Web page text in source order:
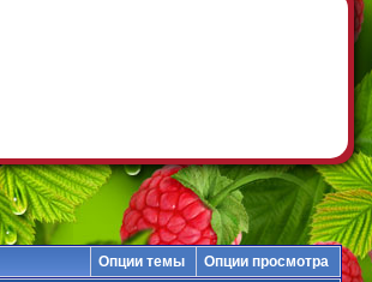
Опции темы Опции просмотра